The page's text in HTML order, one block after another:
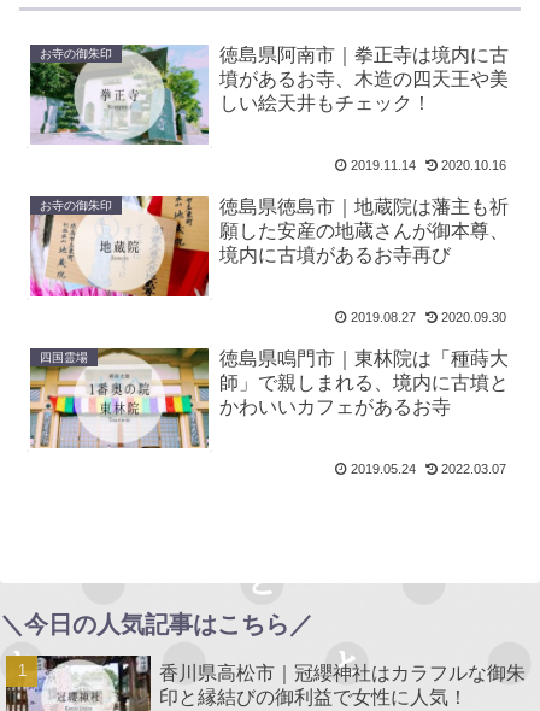
お寺の御朱印
徳島県阿南市｜拳正寺は境内に古
墳があるお寺、木造の四天王や美
しい絵天井もチェック！
2019.11.14 2020.10.16
お寺の御朱印
徳島県徳島市｜地蔵院は藩主も祈
願した安産の地蔵さんが御本尊、
境内に古墳があるお寺再び
2019.08.27 2020.09.30
四国霊場
徳島県鳴門市｜東林院は「種蒔大
師」で親しまれる、境内に古墳と
かわいいカフェがあるお寺
2019.05.24 2022.03.07
＼今日の人気記事はこちら／
香川県高松市｜冠纓神社はカラフルな御朱
印と縁結びの御利益で女性に人気！